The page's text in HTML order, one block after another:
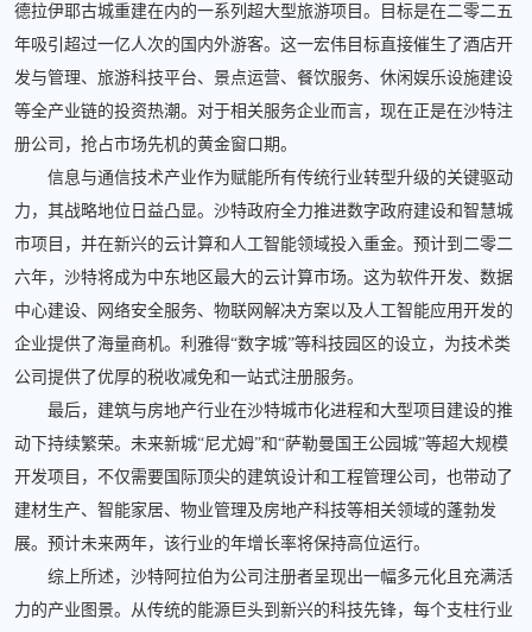
德拉伊耶古城重建在内的一系列超大型旅游项目。目标是在二零二五
年吸引超过一亿人次的国内外游客。这一宏伟目标直接催生了酒店开
发与管理、旅游科技平台、景点运营、餐饮服务、休闲娱乐设施建设
等全产业链的投资热潮。对于相关服务企业而言，现在正是在沙特注
册公司，抢占市场先机的黄金窗口期。
信息与通信技术产业作为赋能所有传统行业转型升级的关键驱动
力，其战略地位日益凸显。沙特政府全力推进数字政府建设和智慧城
市项目，并在新兴的云计算和人工智能领域投入重金。预计到二零二
六年，沙特将成为中东地区最大的云计算市场。这为软件开发、数据
中心建设、网络安全服务、物联网解决方案以及人工智能应用开发的
企业提供了海量商机。利雅得“数字城”等科技园区的设立，为技术类
公司提供了优厚的税收减免和一站式注册服务。
最后，建筑与房地产行业在沙特城市化进程和大型项目建设的推
动下持续繁荣。未来新城“尼尤姆”和“萨勒曼国王公园城”等超大规模
开发项目，不仅需要国际顶尖的建筑设计和工程管理公司，也带动了
建材生产、智能家居、物业管理及房地产科技等相关领域的蓬勃发
展。预计未来两年，该行业的年增长率将保持高位运行。
综上所述，沙特阿拉伯为公司注册者呈现出一幅多元化且充满活
力的产业图景。从传统的能源巨头到新兴的科技先锋，每个支柱行业